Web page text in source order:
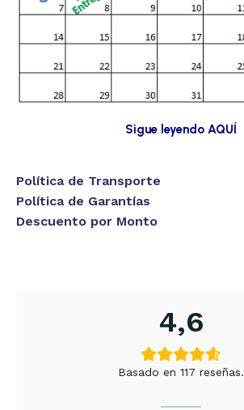
Sigue leyendo AQUÍ
Política de Transporte
Política de Garantías
Descuento por Monto
4,6
Basado en 117 reseñas.